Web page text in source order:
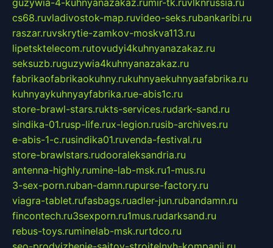
guzywia-4-kuhnyanazakaz.rumir-tk.ruvlknrussia.ru
cs68.ruvladivostok-map.ruvideo-seks.rubankaribi.ru
raszar.ruvskrytie-zamkov-moskva113.ru
lipetsktelecom.rutovudyi4kuhnyanazakaz.ru
seksuzb.ruguzywia4kuhnyanazakaz.ru
fabrikaofabrikaokuhny.rukuhnyaekuhnyaafabrika.ru
kuhnyaykuhnyayfabrika.rue-abis1c.ru
store-brawl-stars.rukts-services.rudark-sand.ru
sindika-01.rusp-life.rux-legion.rusib-archives.ru
e-abis-1-c.rusindika01.ruvenda-festival.ru
store-brawlstars.rudooraleksandria.ru
antenna-highly.rumine-lab-msk.ru1-mus.ru
3-sex-porn.ruban-damn.rupurse-factory.ru
viagra-tablet.rufasbags.ruadler-jun.rubandamn.ru
fincontech.ru3sexporn.ru1mus.rudarksand.ru
rebus-toys.ruminelab-msk.rurtdco.ru